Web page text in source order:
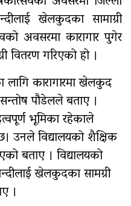
शिल्डको जिल्ला स्तरीय
सुरु
उद्धार
लागि खटिए गणक
आर्थिक गणना सुरु हुँदै
: दुईको मृत्यु,दुई
खेलकुदका सामाग्री
अवसरमा कारागार पुगेर
वितरण गरिएको हो ।
लागि कारागारमा खेलकुद
सन्तोष पौडेलले बताए ।
भूमिका रहेकाले
उनले विद्यालयको शैक्षिक
बताए । विद्यालयको
खेलकुदका सामग्री
।